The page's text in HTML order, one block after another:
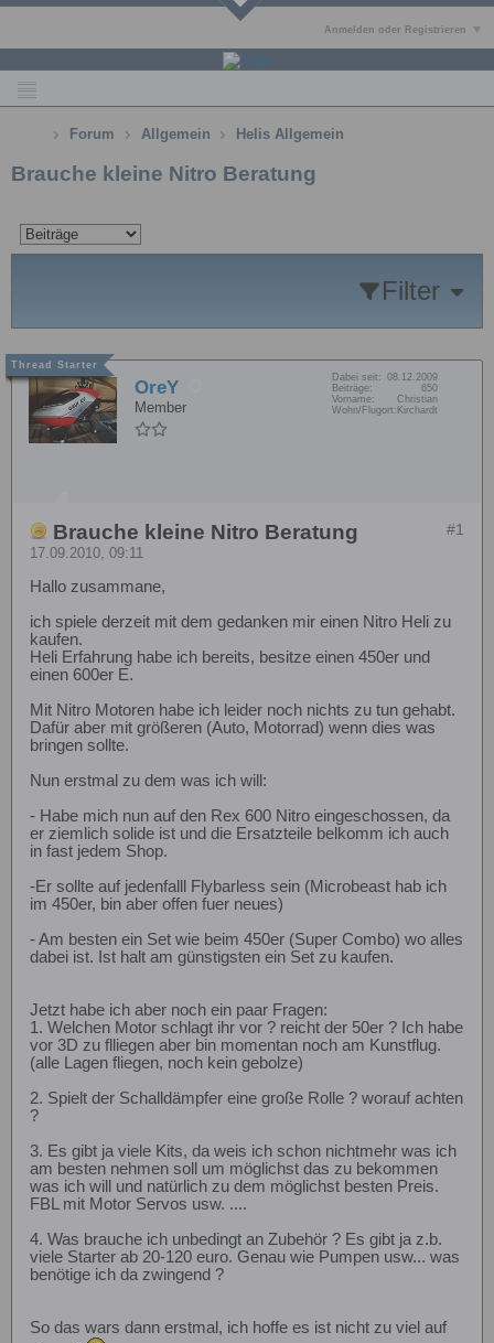
Anmelden oder Registrieren
Forum Allgemein Helis Allgemein
Brauche kleine Nitro Beratung
Filter
OreY
Member
Dabei seit: 08.12.2009
Beiträge:
650
Vorname:
Christian
Wohn/Flugort: Kirchardt
#1
Brauche kleine Nitro Beratung
17.09.2010, 09:11
Hallo zusammane,
ich spiele derzeit mit dem gedanken mir einen Nitro Heli zu
kaufen.
Heli Erfahrung habe ich bereits, besitze einen 450er und
einen 600er E.
Mit Nitro Motoren habe ich leider noch nichts zu tun gehabt.
Dafür aber mit größeren (Auto, Motorrad) wenn dies was
bringen sollte.
Nun erstmal zu dem was ich will:
- Habe mich nun auf den Rex 600 Nitro eingeschossen, da
er ziemlich solide ist und die Ersatzteile belkomm ich auch
in fast jedem Shop.
-Er sollte auf jedenfalll Flybarless sein (Microbeast hab ich
im 450er, bin aber offen fuer neues)
- Am besten ein Set wie beim 450er (Super Combo) wo alles
dabei ist. Ist halt am günstigsten ein Set zu kaufen.
Jetzt habe ich aber noch ein paar Fragen:
1. Welchen Motor schlagt ihr vor ? reicht der 50er ? Ich habe
vor 3D zu flliegen aber bin momentan noch am Kunstflug.
(alle Lagen fliegen, noch kein gebolze)
2. Spielt der Schalldämpfer eine große Rolle ? worauf achten
?
3. Es gibt ja viele Kits, da weis ich schon nichtmehr was ich
am besten nehmen soll um möglichst das zu bekommen
was ich will und natürlich zu dem möglichst besten Preis.
FBL mit Motor Servos usw. ....
4. Was brauche ich unbedingt an Zubehör ? Es gibt ja z.b.
viele Starter ab 20-120 euro. Genau wie Pumpen usw... was
benötige ich da zwingend ?
So das wars dann erstmal, ich hoffe es ist nicht zu viel auf